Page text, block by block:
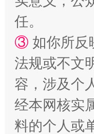
“蜀中异人”王建
任。
③ 如你所反
法规或不文
容，涉及个
经本网核实
料的个人或